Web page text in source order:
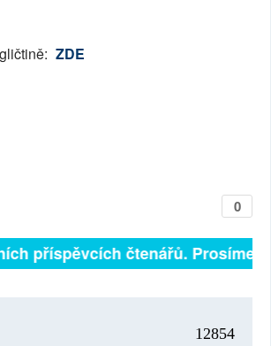
ZDE
0
příspěvcích čtenářů. Prosíme,
12854